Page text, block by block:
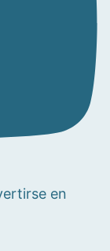
en